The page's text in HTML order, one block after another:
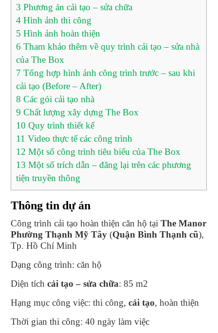
3 Phương án cải tạo – sửa chữa
4 Hình ảnh thi công
5 Hình ảnh hoàn thiện
6 Tham khảo thêm về quy trình cải tạo – sửa nhà
của The Box
7 Tổng hợp hình ảnh công trình trước – sau khi
cải tạo (Before – After)
8 Các gói cải tạo nhà
9 Chất lượng xây dựng The Box
10 Quy trình thiết kế
11 Video thực tế các công trình
12 Một số công trình tiêu biểu của The Box
13 Một số trích dẫn – đăng lại trên các phương
tiện truyền thông
Thông tin dự án
Công trình cải tạo hoàn thiện căn hộ tạiThe Manor
Phường Thạnh Mỹ Tây (Quận Bình Thạnh cũ),
Tp. Hồ Chí Minh
Dạng công trình: căn hộ
Diện tíchcải tạo – sửa chữa: 85 m2
Hạng mục công việc: thi công,cải tạo, hoàn thiện
Thời gian thi công: 40 ngày làm việc